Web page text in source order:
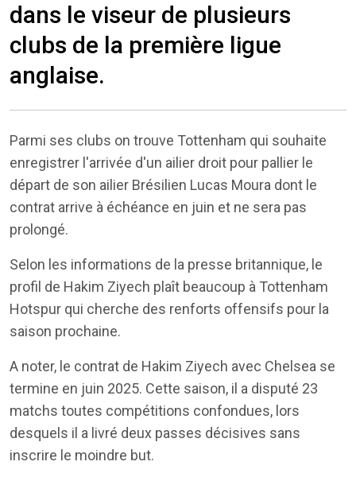
dans le viseur de plusieurs
clubs de la première ligue
anglaise.
Parmi ses clubs on trouve Tottenham qui souhaite
enregistrer l'arrivée d'un ailier droit pour pallier le
départ de son ailier Brésilien Lucas Moura dont le
contrat arrive à échéance en juin et ne sera pas
prolongé.
Selon les informations de la presse britannique, le
profil de Hakim Ziyech plaît beaucoup à Tottenham
Hotspur qui cherche des renforts offensifs pour la
saison prochaine.
A noter, le contrat de Hakim Ziyech avec Chelsea se
termine en juin 2025. Cette saison, il a disputé 23
matchs toutes compétitions confondues, lors
desquels il a livré deux passes décisives sans
inscrire le moindre but.